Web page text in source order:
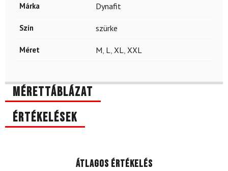
Márka Dynafit
Szín szürke
Méret M L XL XXL
Mérettáblázat
Értékelések
Átlagos értékelés